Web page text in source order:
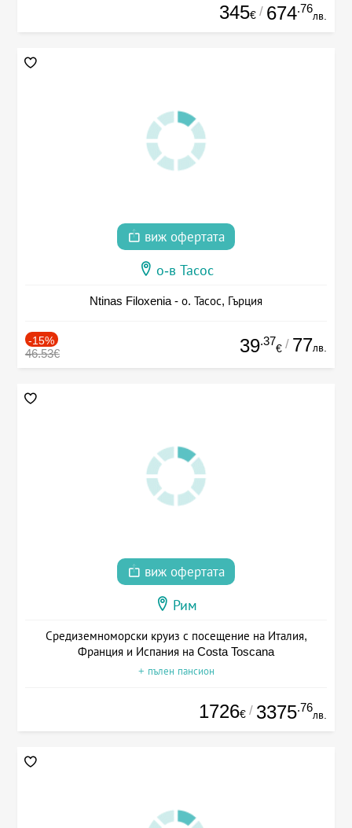
345€ / 674.76
лв.
виж офертата
о-в Тасос
Ntinas Filoxenia - о. Тасос, Гърция
-15%
46.53€ 39.37
€ / 77лв.
виж офертата
Рим
Средиземноморски круиз с посещение на Италия,
Франция и Испания на Costa Toscana
+ пълен пансион
1726€ / 3375.76
лв.